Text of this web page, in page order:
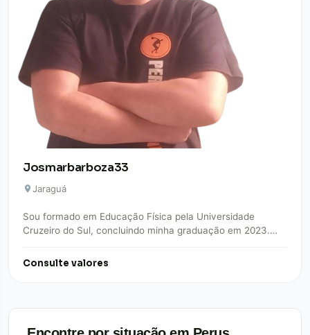
Josmarbarboza33
Jaraguá
Sou formado em Educação Física pela Universidade
Cruzeiro do Sul, concluindo minha graduação em 2023.
Consulte valores